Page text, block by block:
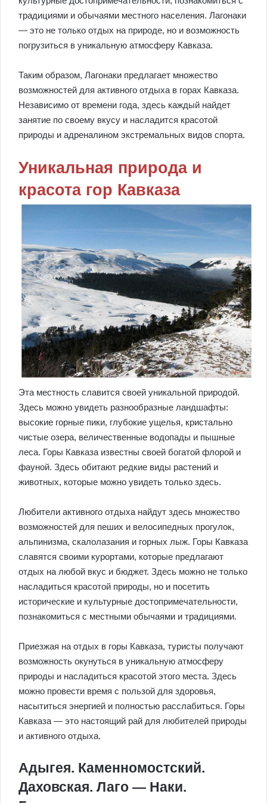
традициями и обычаями местного населения. Лагонаки
— это не только отдых на природе, но и возможность
погрузиться в уникальную атмосферу Кавказа.
Таким образом, Лагонаки предлагает множество
возможностей для активного отдыха в горах Кавказа.
Независимо от времени года, здесь каждый найдет
занятие по своему вкусу и насладится красотой
природы и адреналином экстремальных видов спорта.
Уникальная природа и
красота гор Кавказа
Эта местность славится своей уникальной природой.
Здесь можно увидеть разнообразные ландшафты:
высокие горные пики, глубокие ущелья, кристально
чистые озера, величественные водопады и пышные
леса. Горы Кавказа известны своей богатой флорой и
фауной. Здесь обитают редкие виды растений и
животных, которые можно увидеть только здесь.
Любители активного отдыха найдут здесь множество
возможностей для пеших и велосипедных прогулок,
альпинизма, скалолазания и горных лыж. Горы Кавказа
славятся своими курортами, которые предлагают
отдых на любой вкус и бюджет. Здесь можно не только
насладиться красотой природы, но и посетить
исторические и культурные достопримечательности,
познакомиться с местными обычаями и традициями.
Приезжая на отдых в горы Кавказа, туристы получают
возможность окунуться в уникальную атмосферу
природы и насладиться красотой этого места. Здесь
можно провести время с пользой для здоровья,
насытиться энергией и полностью расслабиться. Горы
Кавказа — это настоящий рай для любителей природы
и активного отдыха.
Адыгея. Каменномостский.
Даховская. Лаго — Наки.